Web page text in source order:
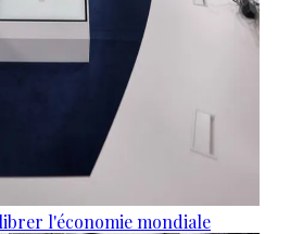
l'économie mondiale